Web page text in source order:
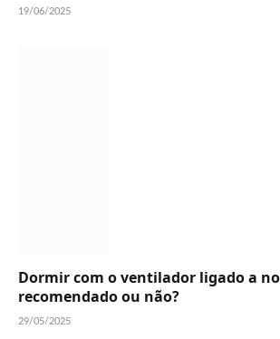
19/06/2025
Dormir com o ventilador ligado a
recomendado ou não?
29/05/2025